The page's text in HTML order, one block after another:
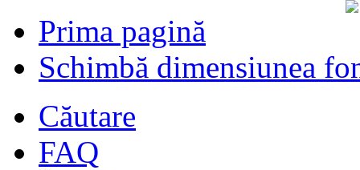
Prima pagină
Schimbă dimensiunea
Căutare
FAQ